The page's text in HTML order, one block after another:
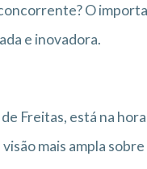
O
e inovadora.
Freitas, está na
mais ampla